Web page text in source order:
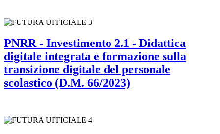
PNRR - Investimento 2.1 - Didattica
digitale integrata e formazione sulla
transizione digitale del personale
scolastico (D.M. 66/2023)